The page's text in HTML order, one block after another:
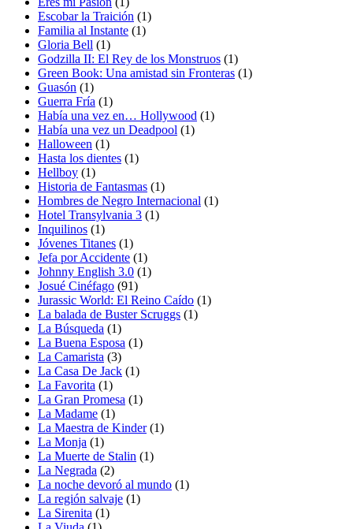
Escobar la Traición (1)
Familia al Instante (1)
Gloria Bell (1)
Godzilla II: El Rey de los Monstruos (1)
Green Book: Una amistad sin Fronteras (1)
Guasón (1)
Guerra Fría (1)
Había una vez en… Hollywood (1)
Había una vez un Deadpool (1)
Halloween (1)
Hasta los dientes (1)
Hellboy (1)
Historia de Fantasmas (1)
Hombres de Negro Internacional (1)
Hotel Transylvania 3 (1)
Inquilinos (1)
Jóvenes Titanes (1)
Jefa por Accidente (1)
Johnny English 3.0 (1)
Josué Cinéfago (91)
Jurassic World: El Reino Caído (1)
La balada de Buster Scruggs (1)
La Búsqueda (1)
La Buena Esposa (1)
La Camarista (3)
La Casa De Jack (1)
La Favorita (1)
La Gran Promesa (1)
La Madame (1)
La Maestra de Kinder(1)
La Monja (1)
La Muerte de Stalin (1)
La Negrada (2)
La noche devoró al mundo (1)
La región salvaje (1)
La Sirenita (1)